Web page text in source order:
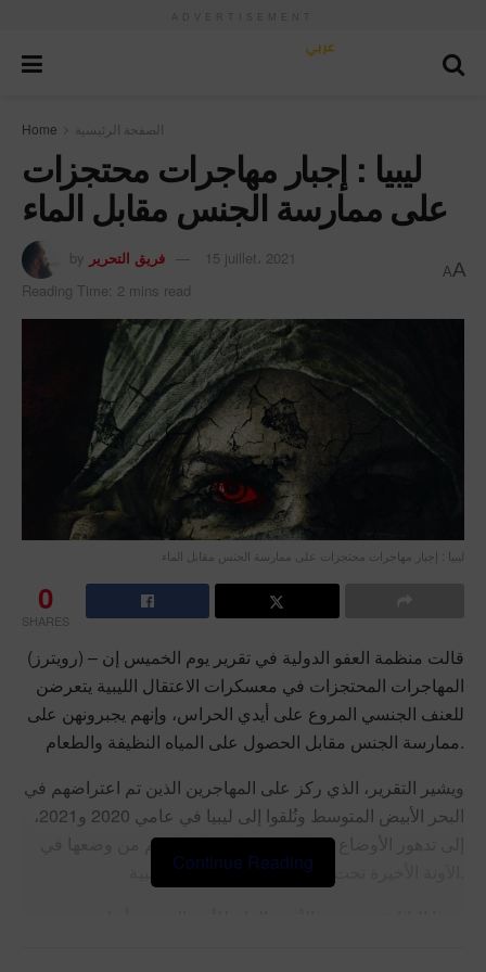
Home الصفحة الرئيسية
ليبيا : إجبار مهاجرات محتجزات
على ممارسة الجنس مقابل الماء
by فريق التحرير
15 juillet، 2021
Reading Time: 2 mins read
AA
ليبيا : إجبار مهاجرات محتجزات على ممارسة الجنس مقابل الماء
0
SHARES
(رويترز) – قالت منظمة العفو الدولية في تقرير يوم الخميس إن
المهاجرات المحتجزات في معسكرات الاعتقال الليبية يتعرضن
للعنف الجنسي المروع على أيدي الحراس، وإنهم يجبرونهن على
ممارسة الجنس مقابل الحصول على المياه النظيفة والطعام.
ويشير التقرير، الذي ركز على المهاجرين الذين تم اعتراضهم في
البحر الأبيض المتوسط ​​ونُلقوا إلى ليبيا في عامي 2020 و2021،
إلى تدهور الأوضاع في المعسكرات على الرغم من وضعها في
Continue Reading